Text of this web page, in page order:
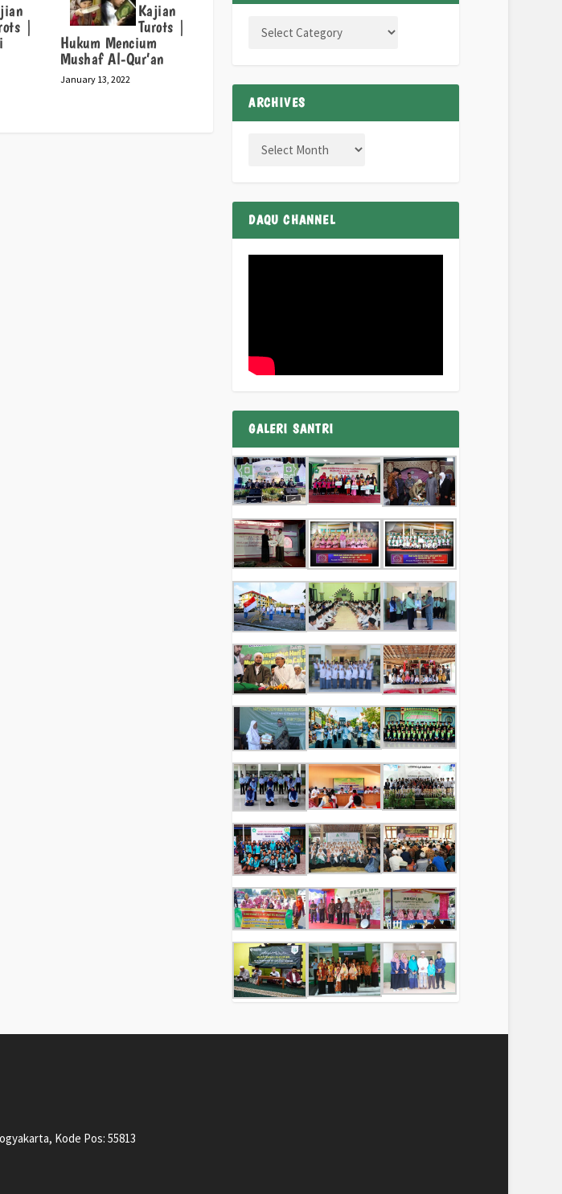
|
Kajian
Turots |
Hukum Mencium
Mushaf Al-Qur’an
January 13, 2022
ARCHIVES
DAQU CHANNEL
GALERI SANTRI
Kode Pos: 55813